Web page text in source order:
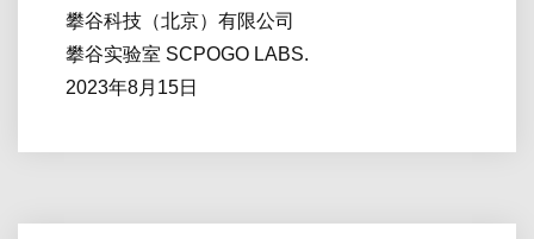
攀谷科技（北京）有限公司
攀谷实验室 SCPOGO LABS.
2023年8月15日